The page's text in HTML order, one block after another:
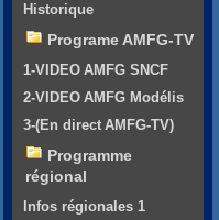
Historique
Programe AMFG-TV
1-VIDEO AMFG SNCF
2-VIDEO AMFG Modélis
3-(En direct AMFG-TV)
Programme
régional
Infos régionales 1